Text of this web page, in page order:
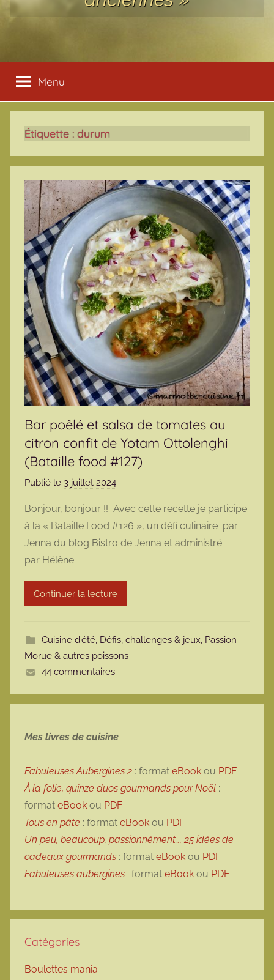
Menu
Étiquette : durum
Bar poêlé et salsa de tomates au
citron confit de Yotam Ottolenghi
(Bataille food #127)
Publié le 3 juillet 2024
r
m
a
o
t
e
Bonjour, bonjour !! Avec cette recette je participe
à la « Bataille Food #126 », un défi culinaire par
Jenna du blog Bistro de Jenna et administré
par Hélène
Continuer la lecture
Cuisine d'été, Défis, challenges & jeux, Passion
Morue & autres poissons
44 commentaires
Mes livres de cuisine
Fabuleuses Aubergines 2 : format eBook ou PDF
À la folie, quinze duos gourmands pour Noël :
format eBook ou PDF
Tous en pâte : format eBook ou PDF
Un peu, beaucoup, passionnément…, 25 idées de
cadeaux gourmands : format eBook ou PDF
Fabuleuses aubergines : format eBook ou PDF
Catégories
Boulettes mania